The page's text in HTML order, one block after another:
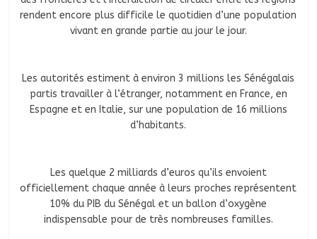
rendent encore plus difficile le quotidien d’une population
vivant en grande partie au jour le jour.
Les autorités estiment à environ 3 millions les Sénégalais
partis travailler à l‘étranger, notamment en France, en
Espagne et en Italie, sur une population de 16 millions
d’habitants.
Les quelque 2 milliards d’euros qu’ils envoient
officiellement chaque année à leurs proches représentent
10% du PIB du Sénégal et un ballon d’oxygène
indispensable pour de très nombreuses familles.